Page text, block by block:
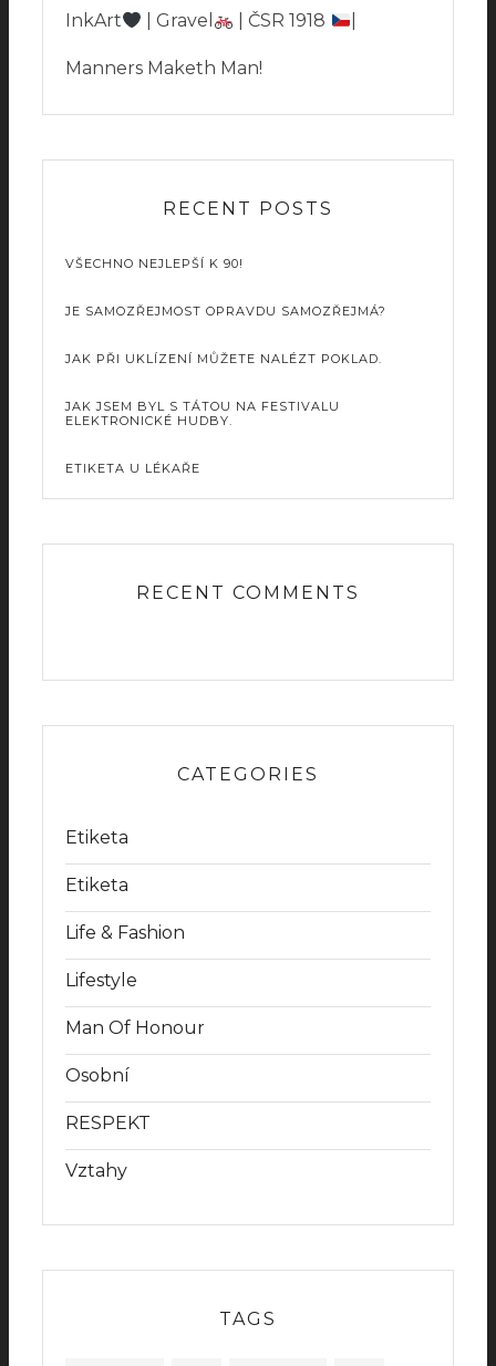
InkArt
| Gravel | ČSR 1918
Manners Maketh Man!
RECENT POSTS
VŠECHNO NEJLEPŠÍ K 90!
JE SAMOZŘEJMOST OPRAVDU SAMOZŘEJMÁ?
JAK PŘI UKLÍZENÍ MŮŽETE NALÉZT POKLAD.
JAK JSEM BYL S TÁTOU NA FESTIVALU
ELEKTRONICKÉ HUDBY.
ETIKETA U LÉKAŘE
RECENT COMMENTS
CATEGORIES
Etiketa
Etiketa
Life & Fashion
Lifestyle
Man Of Honour
Osobní
RESPEKT
Vztahy
TAGS